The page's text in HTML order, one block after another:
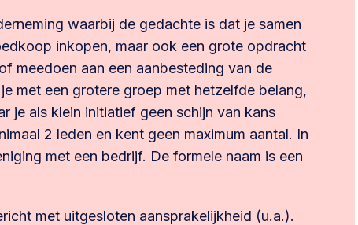
waarbij de gedachte is dat je samen
inkopen, maar ook een grote opdracht
meedoen aan een aanbesteding van de
met een grotere groep met hetzelfde belang,
je als klein initiatief geen schijn van kans
2 leden en kent geen maximum aantal. In
met een bedrijf. De formele naam is een
met uitgesloten aansprakelijkheid (u.a.).